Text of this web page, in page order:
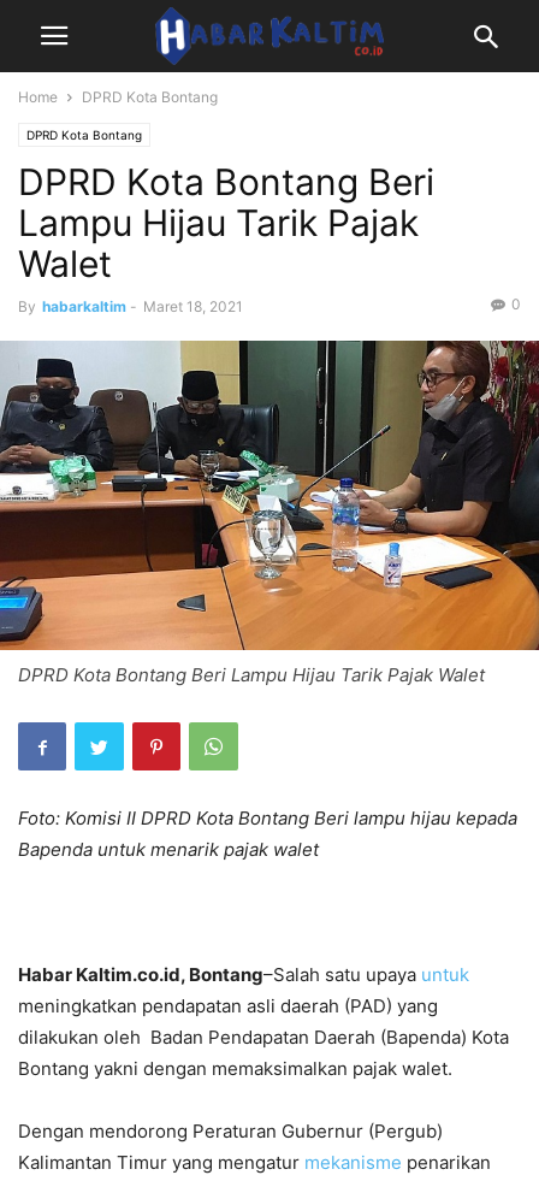
Home DPRD Kota Bontang
DPRD Kota Bontang
DPRD Kota Bontang Beri
Lampu Hijau Tarik Pajak
Walet
By habarkaltim - Maret 18, 2021 0
DPRD Kota Bontang Beri Lampu Hijau Tarik Pajak Walet
Foto: Komisi II DPRD Kota Bontang Beri lampu hijau kepada
Bapenda untuk menarik pajak walet
Habar Kaltim.co.id, Bontang–Salah satu upaya untuk
meningkatkan pendapatan asli daerah (PAD) yang
dilakukan oleh Badan Pendapatan Daerah (Bapenda) Kota
Bontang yakni dengan memaksimalkan pajak walet.
Dengan mendorong Peraturan Gubernur (Pergub)
Kalimantan Timur yang mengatur mekanisme penarikan